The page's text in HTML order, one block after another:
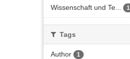
Wissenschaft und Te... 1
Tags
Author 1